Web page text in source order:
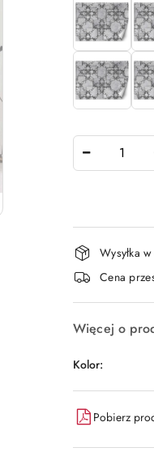
i
dostawa
Wysyłka
Cena
Więcej o
Kolor:
Pobierz